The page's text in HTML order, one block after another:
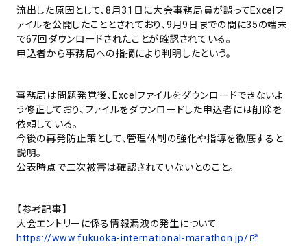
流出した原因として、8月31日に大会事務局員が誤ってExcelフ
ァイルを公開したこととされており、9月9日までの間に35の端末
で67回ダウンロードされたことが確認されている。
申込者から事務局への指摘により判明したという。
事務局は問題発覚後、Excelファイルをダウンロードできないよ
う修正しており、ファイルをダウンロードした申込者には削除を
依頼している。
今後の再発防止策として、管理体制の強化や指導を徹底すると
説明。
公表時点で二次被害は確認されていないとのこと。
【参考記事】
大会エントリーに係る情報漏洩の発生について
https://www.fukuoka-international-marathon.jp/